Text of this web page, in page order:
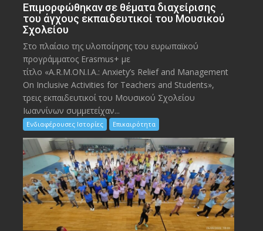
Eπιμορφώθηκαν σε θέματα διαχείρισης
του άγχους εκπαιδευτικοί του Μουσικού
Σχολείου
Στο πλαίσιο της υλοποίησης του ευρωπαϊκού
προγράμματος Erasmus+ με
τίτλο «A.R.M.ON.I.A.: Anxiety’s Relief and Management
On Inclusive Activities for Teachers and Students»,
τρεις εκπαιδευτικοί του Μουσικού Σχολείου
Ιωαννίνων συμμετείχαν...
Ενδιαφέρουσες Ιστορίες Επικαιρότητα